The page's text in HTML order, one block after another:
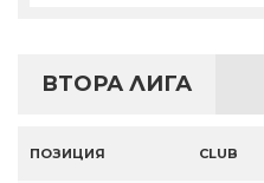
ВТОРА ЛИГА
ПОЗИЦИЯ CLUB